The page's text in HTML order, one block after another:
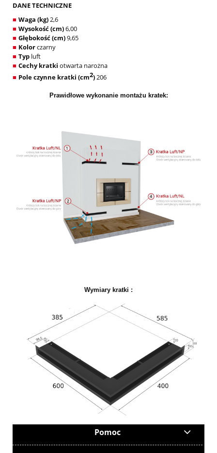
DANE TECHNICZNE
■ Waga (kg)2,6
■ Wysokość (cm)6,00
■ Głębokość (cm)9,65
■ Kolorczarny
■ Typ luft
■ Cechy kratki otwarta narożna
■ Pole czynne kratki (cm2)206
Prawidłowe wykonanie montażu kratek:
Wymiary kratki :
Pomoc